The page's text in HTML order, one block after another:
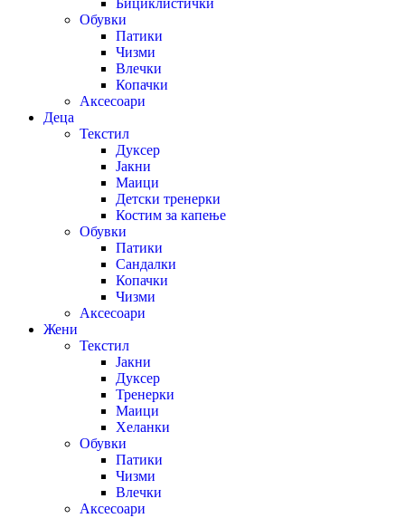
Бициклистички
Обувки
Патики
Чизми
Влечки
Копачки
Аксесоари
Деца
Текстил
Дуксер
Јакни
Маици
Детски тренерки
Костим за капење
Обувки
Патики
Сандалки
Копачки
Чизми
Аксесоари
Жени
Текстил
Јакни
Дуксер
Тренерки
Маици
Хеланки
Обувки
Патики
Чизми
Влечки
Аксесоари